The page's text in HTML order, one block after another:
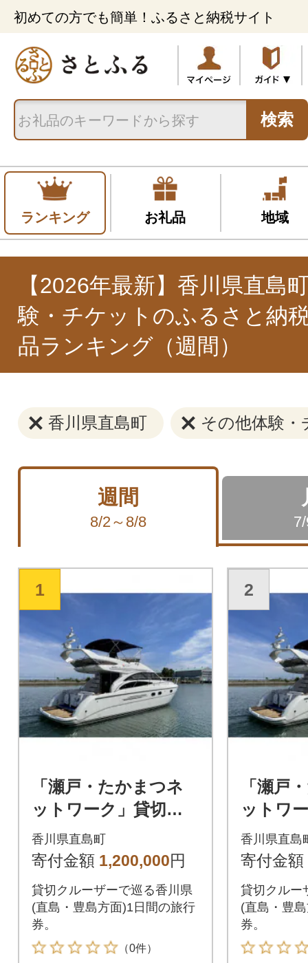
初めての方でも簡単！ふるさと納税サイト
検索
ランキング お礼品 地域
【2026年最新】香川県直島
験・チケットのふるさと納
品ランキング（週間）
香川県直島町 その他体験・
週間
8/2～8/8
1
「瀬戸・たかまつネ
ットワーク」貸切ク
ルーザーで巡る香川県
(直島・豊島方面)1日
香川県直島町
寄付金額 1,200,000円
貸切クルーザーで巡る香川県
(直島・豊島方面)1日間の旅行
券。
（0件）
2
「瀬戸
ットワ
ルーザ
(直島・
香川県直島
寄付金額
貸切クルー
(直島・豊
券。